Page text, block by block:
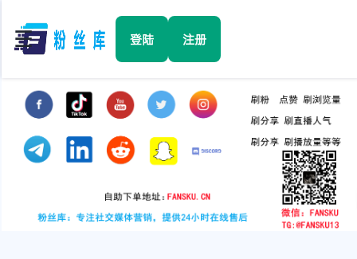
☰ 登陆 注册
Facebook
TikTok
YouTube